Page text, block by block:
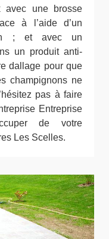
avec une brosse
à l’aide d’un
; et avec un
un produit anti-
dallage pour que
champignons ne
pas à faire
Entreprise
de votre
Les Scelles.